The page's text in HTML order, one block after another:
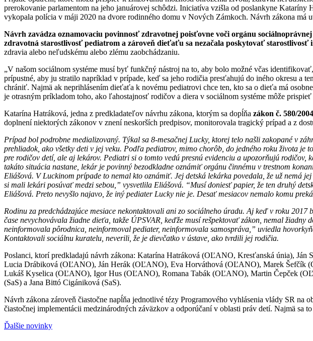
prerokovanie parlamentom na jeho januárovej schôdzi. Iniciatíva vzišla od poslankyne
vykopala polícia v máji 2020 na dvore rodinného domu v Nových Zámkoch. Návrh zákona má
Návrh zavádza oznamovaciu povinnosť zdravotnej poisťovne voči orgánu
zdravotná starostlivosť pediatrom a zároveň dieťaťu sa nezačala poskytovať starostlivosť
zdravia alebo neľudskému alebo zlému zaobchádzaniu.
„V našom sociálnom systéme musí byť funkčný nástroj na to, aby bolo možné včas
prípustné, aby ju stratilo napríklad v prípade, keď sa jeho rodičia presťahujú do iného okresu a
chrániť. Najmä ak neprihlásením dieťaťa k novému pediatrovi chce ten, kto sa o dieťa má
je otrasným príkladom toho, ako ľahostajnosť rodičov a diera v sociálnom systéme môže
Katarína Hatráková, jedna z predkladateľov návrhu zákona, ktorým sa dopĺňa zákon č. 580/
doplnení niektorých zákonov v znení neskorších predpisov, monitorovala tragický prípad a z
Prípad bol podrobne medializovaný. Týkal sa 8-mesačnej Lucky, ktorej telo našli zakopané v
prehliadok, ako všetky deti v jej veku. Podľa pediatrov, mimo chorôb, do jedného roku života
pre rodičov detí, ale aj lekárov. Pediatri si o tomto vedú presnú evidenciu a upozorňujú
takáto situácia nastane, lekár je povinný bezodkladne oznámiť orgánu činnému v trestnom
Eliášová. V Luckinom prípade to nemal kto oznámiť. Jej detská lekárka povedala, že už nemá
si mali lekári posúvať medzi sebou,” vysvetlila Eliášová. “Musí doniesť papier, že ten druhý
Eliášová. Preto nevyšlo najavo, že iný pediater Lucky nie je. Desať mesiacov nemalo komu
Rodinu za predchádzajúce mesiace nekontaktovali ani zo sociálneho úradu. Aj keď v roku
čase nevychovávala žiadne dieťa, takže ÚPSVAR, keďže musí rešpektovať zákon, nemal
neinformovala pôrodnica, neinformoval pediater, neinformovala samospráva,” uviedla
Kontaktovali sociálnu kuratelu, neverili, že je dievčatko v ústave, ako tvrdili jej rodičia.
Poslanci, ktorí predkladajú návrh zákona: Katarína Hatráková (OĽANO, Kresťanská únia),
Lucia Drábiková (OĽANO), Ján Herák (OĽANO), Eva Horváthová (OĽANO), Marek
Lukáš Kyselica (OĽANO), Igor Hus (OĽANO), Romana Tabák (OĽANO), Martin Čepček
(SaS) a Jana Bittó Cigániková (SaS).
Návrh zákona zároveň čiastočne napĺňa jednotlivé tézy Programového vyhlásenia vlády SR
čiastočnej implementácii medzinárodných záväzkov a odporúčaní v oblasti práv detí. Najmä
Ďalšie novinky